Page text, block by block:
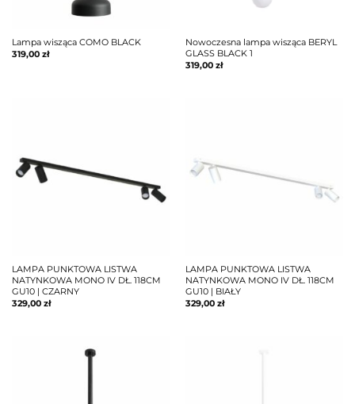
Lampa wisząca COMO BLACK
319,00 zł
Nowoczesna lampa wisząca BERYL
GLASS BLACK 1
319,00 zł
LAMPA PUNKTOWA LISTWA
NATYNKOWA MONO IV DŁ. 118CM
GU10 | CZARNY
329,00 zł
LAMPA PUNKTOWA LISTWA
NATYNKOWA MONO IV DŁ. 118CM
GU10 | BIAŁY
329,00 zł